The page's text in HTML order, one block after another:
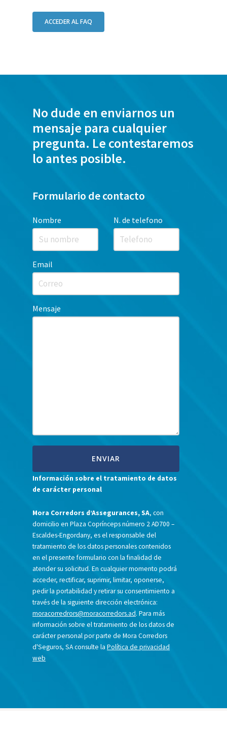
ACCEDER AL FAQ
No dude en enviarnos un
mensaje para cualquier
pregunta. Le contestaremos
lo antes posible.
Formulario de contacto
Nombre N. de telefono
Email
Mensaje
Información sobre el tratamiento de datos
de carácter personal
Mora Corredors d’Assegurances, SA, con
domicilio en Plaza Coprínceps número 2 AD700 –
Escaldes-Engordany, es el responsable del
tratamiento de los datos personales contenidos
en el presente formulario con la finalidad de
atender su solicitud. En cualquier momento podrá
acceder, rectificar, suprimir, limitar, oponerse,
pedir la portabilidad y retirar su consentimiento a
través de la siguiente dirección electrónica:
moracorredrors@moracorredors.ad. Para más
información sobre el tratamiento de los datos de
carácter personal por parte de Mora Corredors
d'Seguros, SA consulte laPolítica de privacidad
web